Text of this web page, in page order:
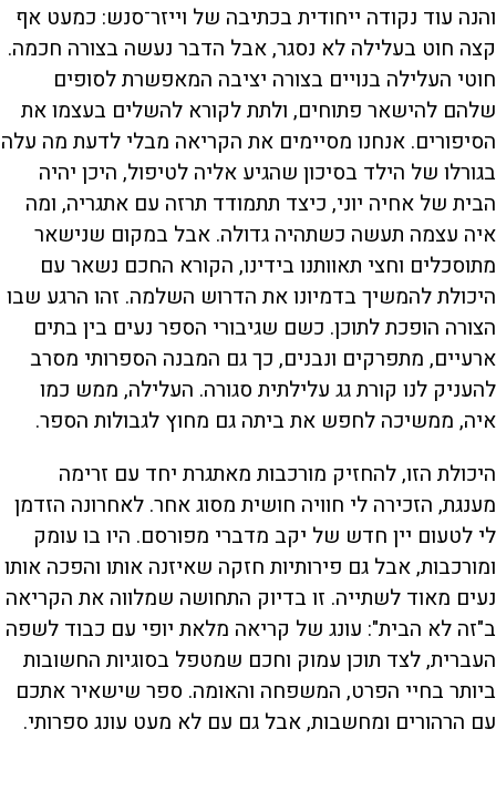
והנה עוד נקודה ייחודית בכתיבה של וייזר־סנש: כמעט אף
קצה חוט בעלילה לא נסגר, אבל הדבר נעשה בצורה חכמה.
חוטי העלילה בנויים בצורה יציבה המאפשרת לסופים
שלהם להישאר פתוחים, ולתת לקורא להשלים בעצמו את
הסיפורים. אנחנו מסיימים את הקריאה מבלי לדעת מה עלה
בגורלו של הילד בסיכון שהגיע אליה לטיפול, היכן יהיה
הבית של אחיה יוני, כיצד תתמודד תרזה עם אתגריה, ומה
איה עצמה תעשה כשתהיה גדולה. אבל במקום שנישאר
מתוסכלים וחצי תאוותנו בידינו, הקורא החכם נשאר עם
היכולת להמשיך בדמיונו את הדרוש השלמה. זהו הרגע שבו
הצורה הופכת לתוכן. כשם שגיבורי הספר נעים בין בתים
ארעיים, מתפרקים ונבנים, כך גם המבנה הספרותי מסרב
להעניק לנו קורת גג עלילתית סגורה. העלילה, ממש כמו
איה, ממשיכה לחפש את ביתה גם מחוץ לגבולות הספר.
היכולת הזו, להחזיק מורכבות מאתגרת יחד עם זרימה
מענגת, הזכירה לי חוויה חושית מסוג אחר. לאחרונה הזדמן
לי לטעום יין חדש של יקב מדברי מפורסם. היו בו עומק
ומורכבות, אבל גם פירותיות חזקה שאיזנה אותו והפכה אותו
נעים מאוד לשתייה. זו בדיוק התחושה שמלווה את הקריאה
ב"זה לא הבית": עונג של קריאה מלאת יופי עם כבוד לשפה
העברית, לצד תוכן עמוק וחכם שמטפל בסוגיות החשובות
ביותר בחיי הפרט, המשפחה והאומה. ספר שישאיר אתכם
עם הרהורים ומחשבות, אבל גם עם לא מעט עונג ספרותי.